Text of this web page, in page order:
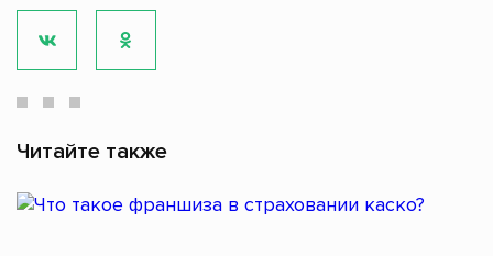
Читайте также